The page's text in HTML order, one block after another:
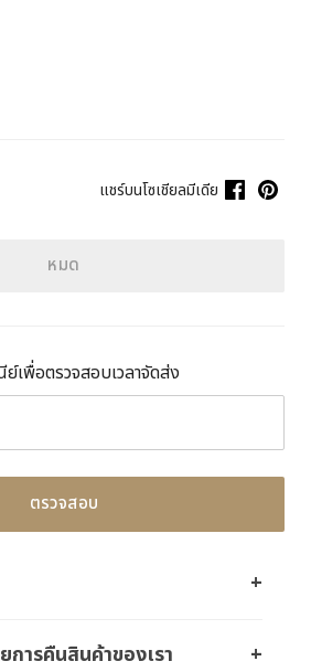
แชร์บนโซเชียลมีเดีย
หมด
พื่อตรวจสอบเวลาจัดส่ง
ตรวจสอบ
ารคืนสินค้าของเรา